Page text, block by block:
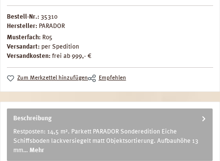
Bestell-Nr.: 35310
Hersteller: PARADOR
Musterfach: R05
Versandart: per Spedition
Versandkosten: frei ab 999,- €
Zum Merkzettel hinzufügen Empfehlen
Beschreibung
Restposten: 14,5 m². Parkett PARADOR Sonderedition Eiche
Schiffsboden lackversiegelt matt Objektsortierung. Aufbauhöhe 13
mm… Mehr